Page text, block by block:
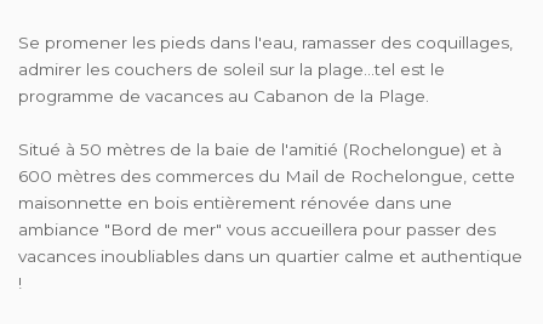
Se promener les pieds dans l'eau, ramasser des coquillages,
admirer les couchers de soleil sur la plage...tel est le
programme de vacances au Cabanon de la Plage.
Situé à 50 mètres de la baie de l'amitié (Rochelongue) et à
600 mètres des commerces du Mail de Rochelongue, cette
maisonnette en bois entièrement rénovée dans une
ambiance "Bord de mer" vous accueillera pour passer des
vacances inoubliables dans un quartier calme et authentique
!